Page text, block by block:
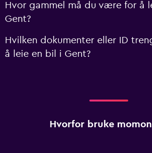
Hvor gammel må du være for å
Gent?
Hvilken dokumenter eller ID
å leie en bil i Gent?
Hvorfor bruke